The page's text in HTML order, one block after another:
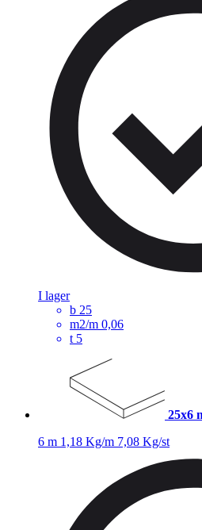
I lager
b 25
m2/m 0,06
t 5
25x6
6 m 1,18 Kg/m 7,08 Kg/st